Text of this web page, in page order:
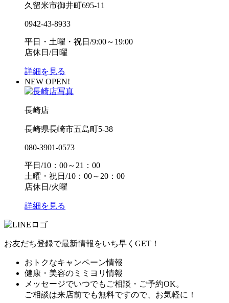
久留米市御井町695-11
0942-43-8933
平日・土曜・祝日/9:00～19:00
店休日/日曜
詳細を見る
NEW OPEN!
長崎店
長崎県長崎市五島町5-38
080-3901-0573
平日/10：00～21：00
土曜・祝日/10：00～20：00
店休日/火曜
詳細を見る
お友だち登録で最新情報をいち早くGET！
おトクなキャンペーン情報
健康・美容のミミヨリ情報
メッセージでいつでもご相談・ご予約OK。
ご相談は来店前でも無料ですので、お気軽に！